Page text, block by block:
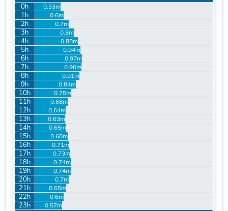
0h 0.53m
1h 0.6m
2h 0.7m
3h 0.8m
4h 0.88m
5h 0.94m
6h 0.97m
7h 0.96m
8h 0.91m
9h 0.84m
10h 0.75m
11h 0.68m
12h 0.64m
13h 0.63m
14h 0.65m
15h 0.68m
16h 0.71m
17h 0.73m
18h 0.74m
19h 0.74m
20h 0.7m
21h 0.65m
22h 0.6m
23h 0.57m